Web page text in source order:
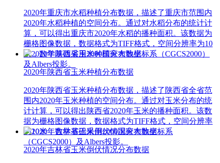
2020年重庆市水稻种植分布数据，描述了重庆市范围内
2020年水稻种植的空间分布。通过对水稻分布的统计计
算，可以得出重庆市2020年水稻的播种面积。该数据为
栅格图像数据，数据格式为TIFF格式，空间分辨率为10
米，数学基础采用2000国家大地坐标系（CGCS2000）
及Albers投影。
2020年陕西省玉米种植分布数据
2020年陕西省玉米种植分布数据，描述了陕西省全省范
围内2020年玉米种植的空间分布。通过对玉米分布的统
计计算，可以得出陕西省2020年玉米的播种面积。该数
据为栅格图像数据，数据格式为TIFF格式，空间分辨率
为10米，数学基础采用2000国家大地坐标系
（CGCS2000）及Albers投影。
2020年吉林省玉米倒伏情况分布数据